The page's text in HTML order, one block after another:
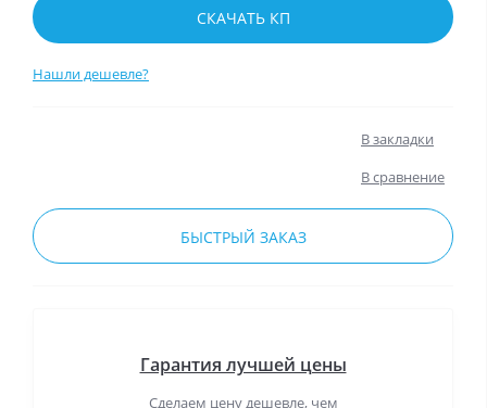
СКАЧАТЬ КП
Нашли дешевле?
В закладки
В сравнение
БЫСТРЫЙ ЗАКАЗ
Гарантия лучшей цены
Сделаем цену дешевле, чем